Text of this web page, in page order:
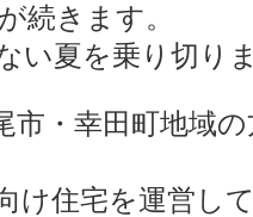
続きます。
い夏を乗り切り
市・幸田町地域
け住宅を運営し